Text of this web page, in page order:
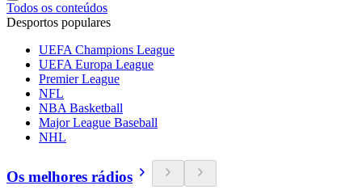
Todos os conteúdos
Desportos populares
UEFA Champions League
UEFA Europa League
Premier League
NFL
NBA Basketball
Major League Baseball
NHL
Os melhores rádios